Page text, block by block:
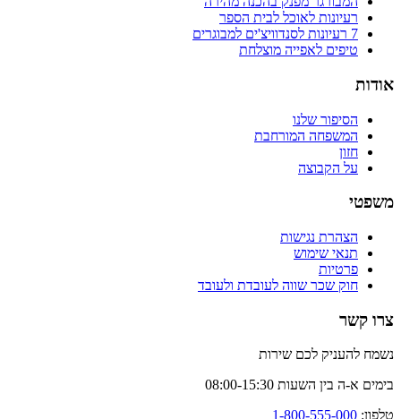
רעיונות לאוכל לבית הספר
7 רעיונות לסנדוויצ'ים למבוגרים
טיפים לאפייה מוצלחת
אודות
הסיפור שלנו
המשפחה המורחבת
חזון
על הקבוצה
משפטי
הצהרת נגישות
תנאי שימוש
פרטיות
חוק שכר שווה לעובדת ולעובד
צרו קשר
נשמח להעניק לכם שירות
בימים א-ה בין השעות 08:00-15:30
טלפון: 1-800-555-000